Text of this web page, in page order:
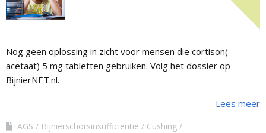
Nog geen oplossing in zicht voor mensen die cortison(-
acetaat) 5 mg tabletten gebruiken. Volg het dossier op
BijnierNET.nl.
Lees meer
AGS Bijnierschorsinsufficientie
Cushing